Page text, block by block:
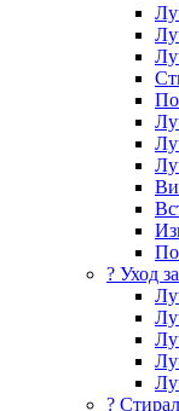
? Уход
?